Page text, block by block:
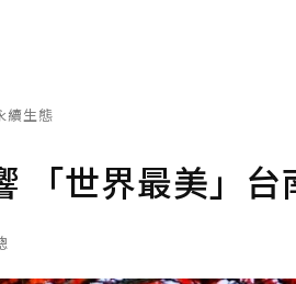
續生態
「世界最美」